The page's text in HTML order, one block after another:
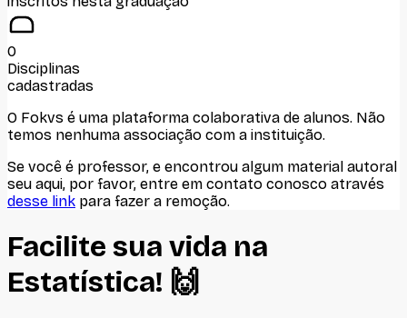
0
Disciplinas
cadastradas
O Fokvs é uma plataforma colaborativa de alunos. Não
temos nenhuma associação com a instituição.
Se você é professor, e encontrou algum material autoral
seu aqui, por favor, entre em contato conosco através
desse link para fazer a remoção.
Facilite sua vida na
Estatística! 🙌